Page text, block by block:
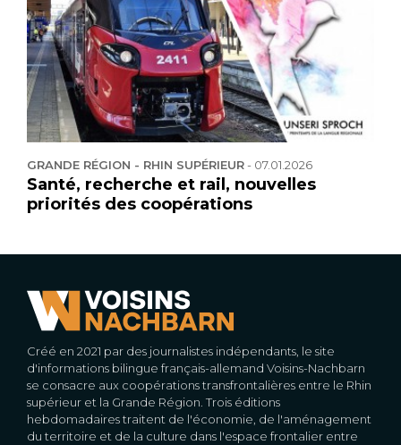
GRANDE RÉGION - RHIN SUPÉRIEUR- 07.01.2026
Santé, recherche et rail, nouvelles
priorités des coopérations
Créé en 2021 par des journalistes indépendants, le site
d'informations bilingue français-allemand Voisins-Nachbarn
se consacre aux coopérations transfrontalières entre le Rhin
supérieur et la Grande Région. Trois éditions
hebdomadaires traitent de l'économie, de l'aménagement
du territoire et de la culture dans l'espace frontalier entre